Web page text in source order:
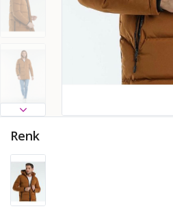
Renk